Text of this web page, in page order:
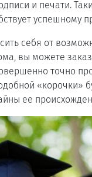
и печати.
успешному
себя от
вы можете
точно
«корочки»
ее